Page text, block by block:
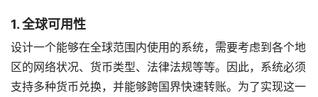
1. 全球可用性
设计一个能够在全球范围内使用的系统，需要考虑到各个地
区的网络状况、货币类型、法律法规等等。因此，系统必须
支持多种货币兑换，并能够跨国界快速转账。为了实现这一